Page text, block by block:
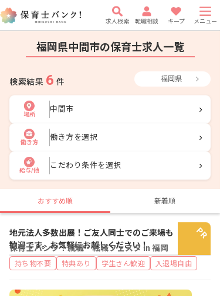
求人検索 転職相談 キープ メニュー
福岡県中間市の保育士求人一覧
検索結果 6 件 福岡県
場所
中間市
働き方
働き方を選択
給与/他
こだわり条件を選択
おすすめ順 新着順
保育士バンク！就職・転職フェスタ in 福岡
地元法人多数出展！ご友人同士でのご来場も
歓迎です。お気軽にお越しください！
持ち物不要 特典あり 学生さん歓迎 入退場自由